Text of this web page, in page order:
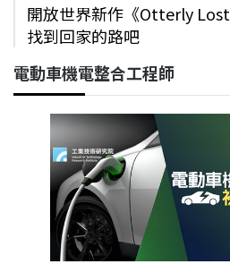
開放世界新作《Otterly
找到回家的路吧
電動車機電整合工程師